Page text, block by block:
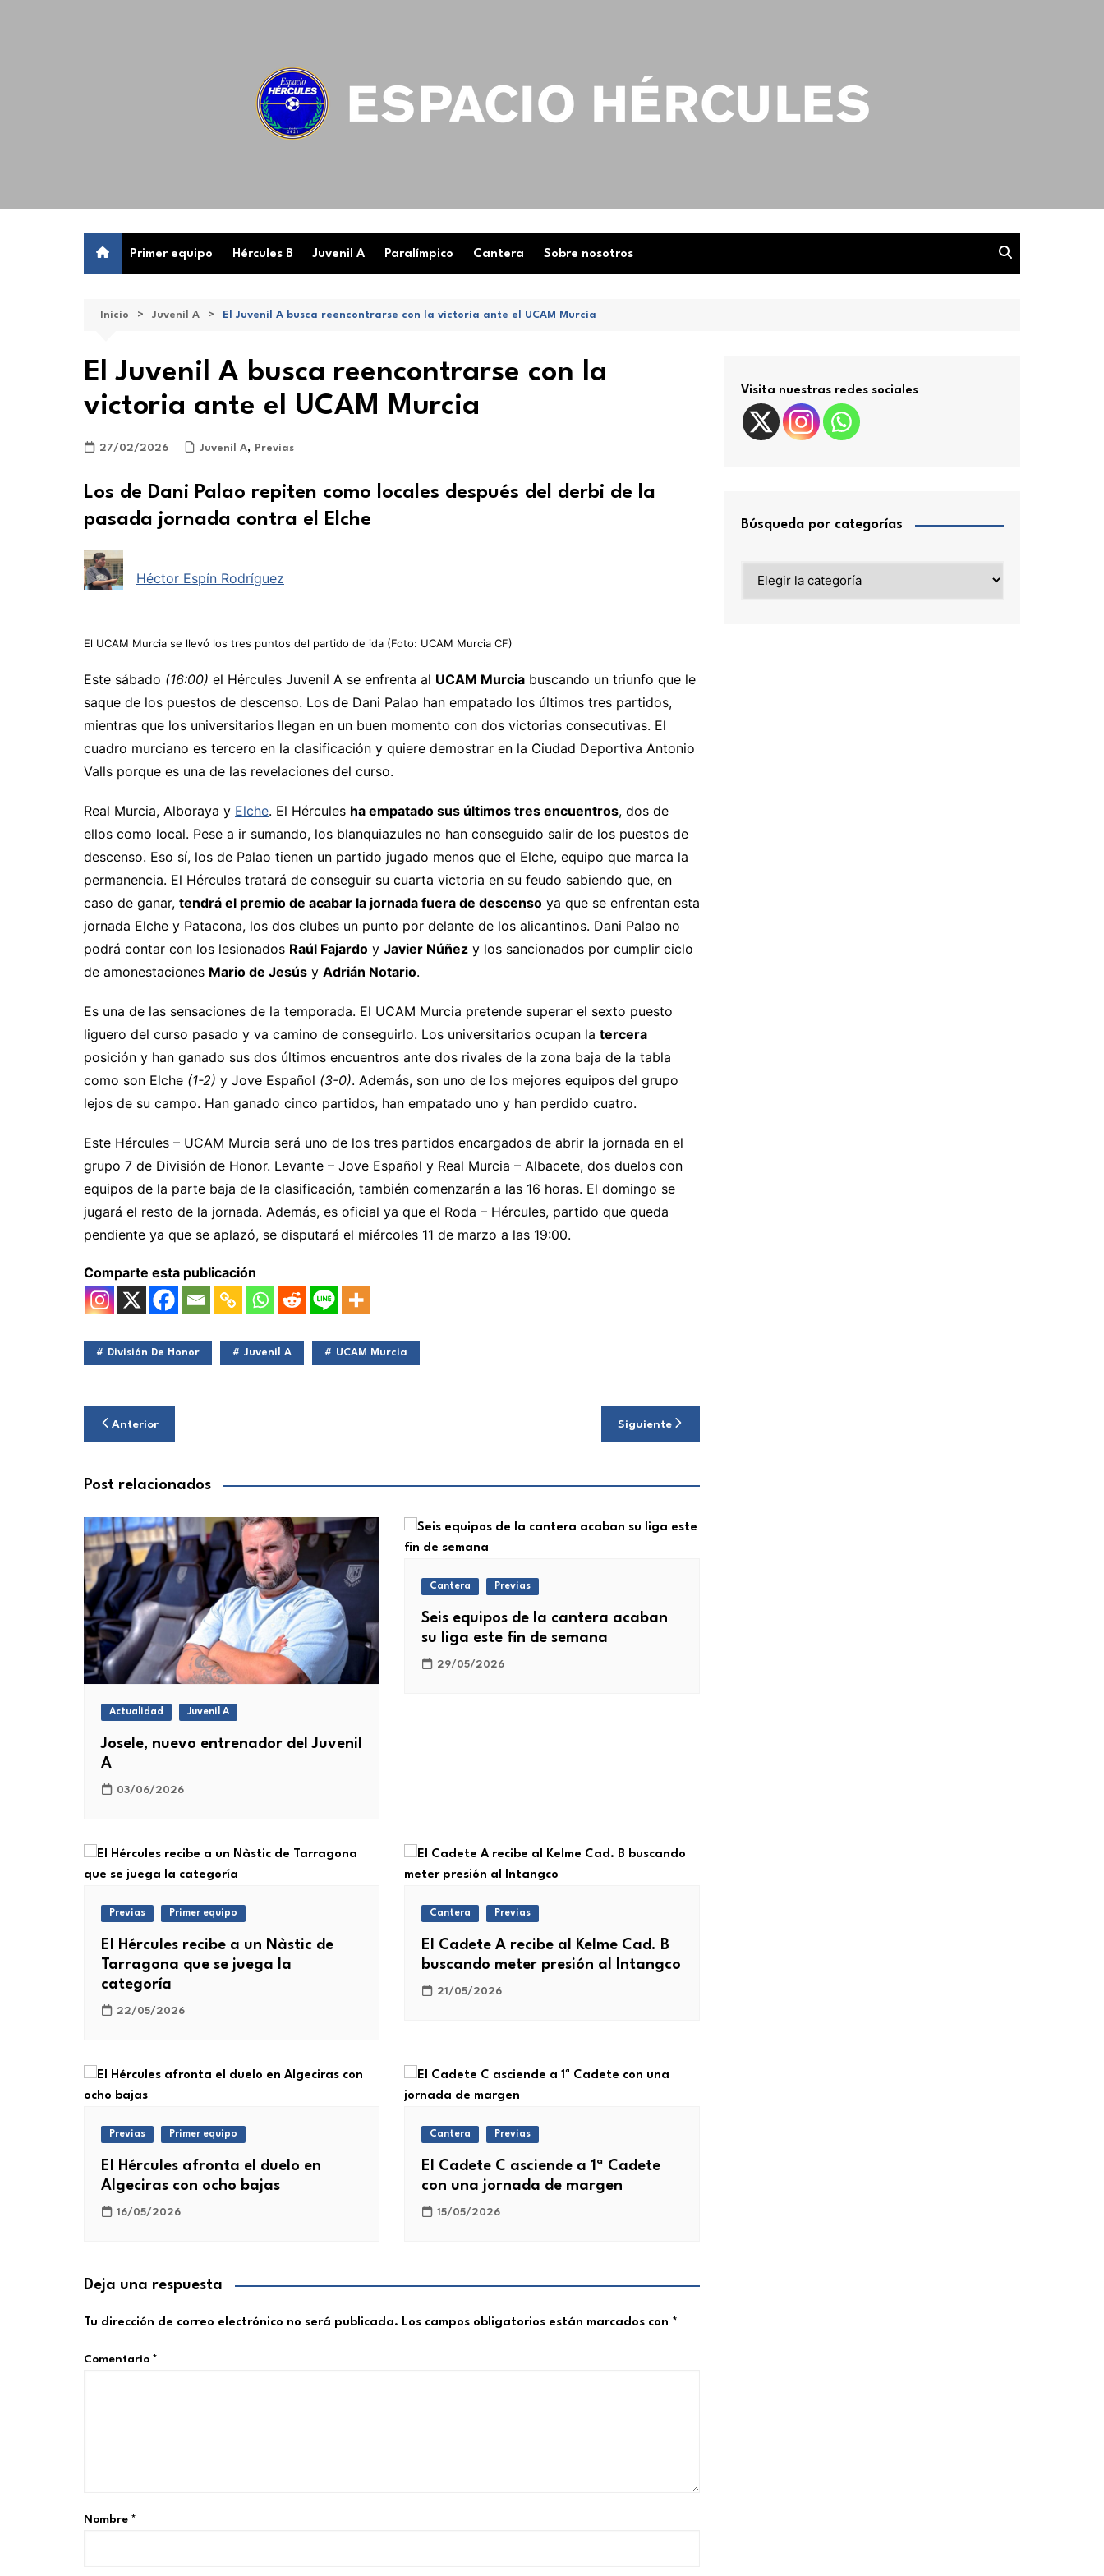
Primer equipo Hércules B Juvenil A Paralímpico Cantera Sobre nosotros
Inicio Juvenil A El Juvenil A busca reencontrarse con la victoria ante el UCAM Murcia
El Juvenil A busca reencontrarse con la
victoria ante el UCAM Murcia
27/02/2026 Juvenil A, Previas
Los de Dani Palao repiten como locales después del derbi de la
pasada jornada contra el Elche
Héctor Espín Rodríguez
El UCAM Murcia se llevó los tres puntos del partido de ida (Foto: UCAM Murcia CF)
Este sábado (16:00) el Hércules Juvenil A se enfrenta al UCAM Murcia buscando un triunfo que le
saque de los puestos de descenso. Los de Dani Palao han empatado los últimos tres partidos,
mientras que los universitarios llegan en un buen momento con dos victorias consecutivas. El
cuadro murciano es tercero en la clasificación y quiere demostrar en la Ciudad Deportiva Antonio
Valls porque es una de las revelaciones del curso.
Real Murcia, Alboraya y Elche. El Hércules ha empatado sus últimos tres encuentros, dos de
ellos como local. Pese a ir sumando, los blanquiazules no han conseguido salir de los puestos de
descenso. Eso sí, los de Palao tienen un partido jugado menos que el Elche, equipo que marca la
permanencia. El Hércules tratará de conseguir su cuarta victoria en su feudo sabiendo que, en
caso de ganar, tendrá el premio de acabar la jornada fuera de descenso ya que se enfrentan esta
jornada Elche y Patacona, los dos clubes un punto por delante de los alicantinos. Dani Palao no
podrá contar con los lesionados Raúl Fajardo y Javier Núñez y los sancionados por cumplir ciclo
de amonestaciones Mario de Jesús y Adrián Notario.
Es una de las sensaciones de la temporada. El UCAM Murcia pretende superar el sexto puesto
liguero del curso pasado y va camino de conseguirlo. Los universitarios ocupan la tercera
posición y han ganado sus dos últimos encuentros ante dos rivales de la zona baja de la tabla
como son Elche (1-2) y Jove Español (3-0). Además, son uno de los mejores equipos del grupo
lejos de su campo. Han ganado cinco partidos, han empatado uno y han perdido cuatro.
Este Hércules – UCAM Murcia será uno de los tres partidos encargados de abrir la jornada en el
grupo 7 de División de Honor. Levante – Jove Español y Real Murcia – Albacete, dos duelos con
equipos de la parte baja de la clasificación, también comenzarán a las 16 horas. El domingo se
jugará el resto de la jornada. Además, es oficial ya que el Roda – Hércules, partido que queda
pendiente ya que se aplazó, se disputará el miércoles 11 de marzo a las 19:00.
Comparte esta publicación
División De Honor Juvenil A UCAM Murcia
Navegación
entradas
Anterior Siguiente
Post relacionados
Actualidad Juvenil A
Josele, nuevo entrenador del Juvenil
A
03/06/2026
Cantera Previas
Seis equipos de la cantera acaban
su liga este fin de semana
29/05/2026
Previas Primer equipo
El Hércules recibe a un Nàstic de
Tarragona que se juega la
categoría
22/05/2026
Cantera Previas
El Cadete A recibe al Kelme Cad. B
buscando meter presión al Intangco
21/05/2026
Previas Primer equipo
El Hércules afronta el duelo en
Algeciras con ocho bajas
16/05/2026
Cantera Previas
El Cadete C asciende a 1ª Cadete
con una jornada de margen
15/05/2026
Deja una respuesta
Tu dirección de correo electrónico no será publicada. Los campos obligatorios están marcados con *
Comentario *
Nombre *
Visita nuestras redes sociales
Búsqueda por categorías